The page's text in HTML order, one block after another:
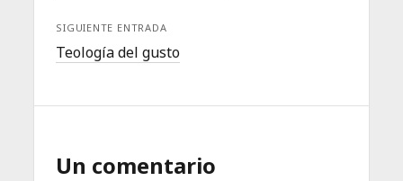
SIGUIENTE ENTRADA
Teología del gusto
Un comentario